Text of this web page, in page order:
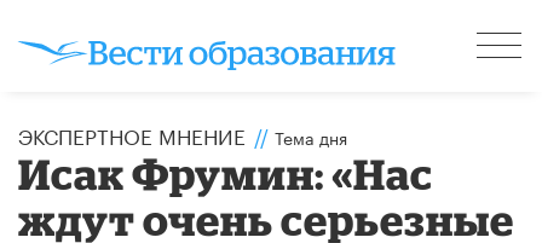
ЭКСПЕРТНОЕ МНЕНИЕ // Тема дня
Исак Фрумин: «Нас
ждут очень серьезные